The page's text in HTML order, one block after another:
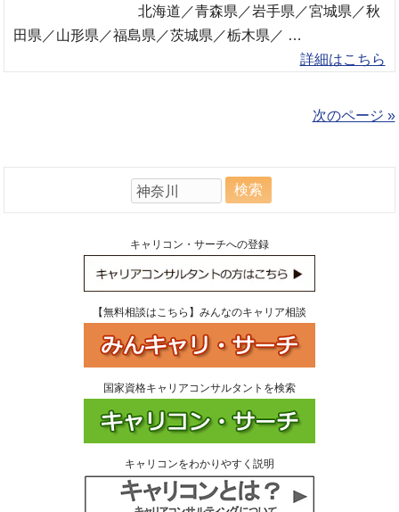
北海道／青森県／岩手県／宮城県／秋
田県／山形県／福島県／茨城県／栃木県／ …
詳細はこちら
次のページ »
検
キャリコン・サーチへの登録
【無料相談はこちら】みんなのキャリア相談
国家資格キャリアコンサルタントを検索
キャリコンをわかりやすく説明